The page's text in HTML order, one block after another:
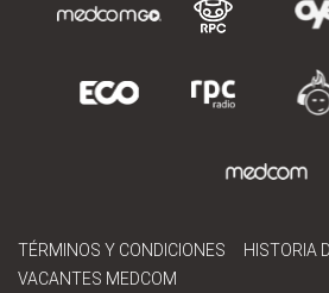
TÉRMINOS Y CONDICIONES
HISTORIA
VACANTES MEDCOM